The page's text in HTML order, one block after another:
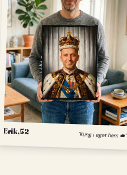
Erik, 52 "Kung i eget hem 👑"